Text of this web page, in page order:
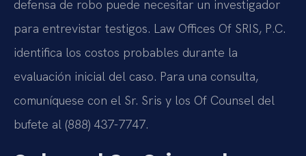
defensa de robo puede necesitar un investigador
para entrevistar testigos. Law Offices Of SRIS, P.C.
identifica los costos probables durante la
evaluación inicial del caso. Para una consulta,
comuníquese con el Sr. Sris y los Of Counsel del
bufete al (888) 437-7747.